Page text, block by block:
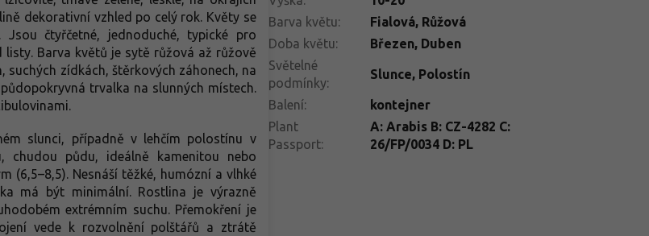
dekorativní vzhled po celý rok. Květy se
čtyřčetné, jednoduché, typické pro
Barva květů je sytě růžová až růžově
suchých zídkách, štěrkových záhonech, na
trvalka na slunných místech.
slunci, případně v lehčím polostínu v
chudou půdu, ideálně kamenitou nebo
(6,5–8,5). Nesnáší těžké, humózní a vlhké
má být minimální. Rostlina je výrazně
extrémním suchu. Přemokření je
vede k rozvolnění polštářů a ztrátě
Barva květu: Fialová, Růžová
Doba květu: Březen, Duben
Světelné
podmínky:
Slunce, Polostín
Balení:
kontejner
Plant
Passport:
A: Arabis B: CZ-4282 C:
26/FP/0034 D: PL